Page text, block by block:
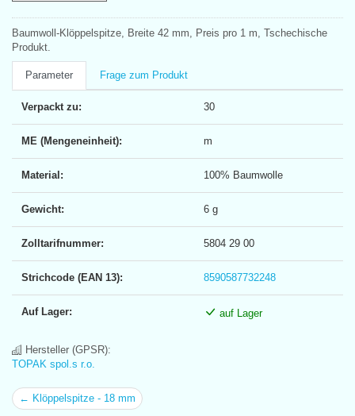
Baumwoll-Klöppelspitze, Breite 42 mm, Preis pro 1 m, Tschechische
Produkt.
Parameter Frage zum Produkt
Verpackt zu: 30
ME (Mengeneinheit): m
Material: 100% Baumwolle
Gewicht: 6 g
Zolltarifnummer: 5804 29 00
Strichcode (EAN 13): 8590587732248
Auf Lager: auf Lager
Hersteller (GPSR):
TOPAK spol.s r.o.
← Klöppelspitze - 18 mm